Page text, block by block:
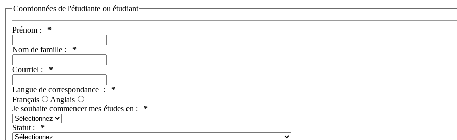
Coordonnées de l'étudiante ou étudiant
Prénom : *
Nom de famille : *
Courriel : *
Langue de correspondance : *
Français
Anglais
Je souhaite commencer mes études en : *
Statut : *